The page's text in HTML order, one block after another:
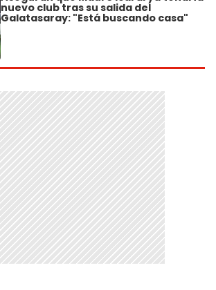
nuevo club tras su salida del
Galatasaray: "Está buscando casa"